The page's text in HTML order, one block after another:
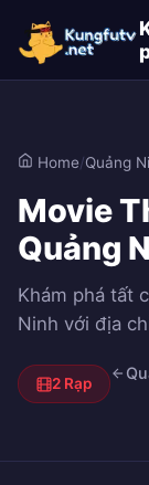
Home/Quảng
Movie
Quảng
Khám phá tất
Ninh với địa
2 Rạp